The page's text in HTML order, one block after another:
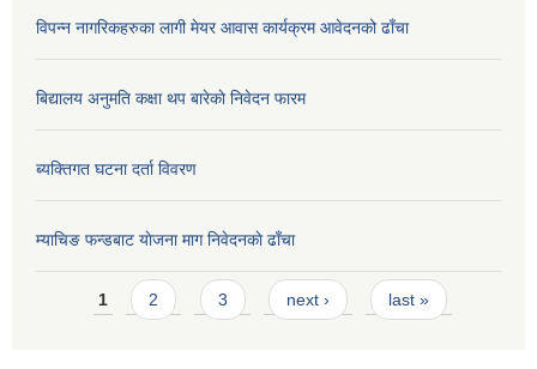
विपन्न नागरिकहरुका लागी मेयर आवास कार्यक्रम आवेदनको ढाँचा
बिद्यालय अनुमति कक्षा थप बारेकाे निवेदन फारम
ब्यक्तिगत घटना दर्ता विवरण
म्याचिङ फन्डबाट याेजना माग निवेदनकाे ढाँचा
Pages
1 2 3 next › last »